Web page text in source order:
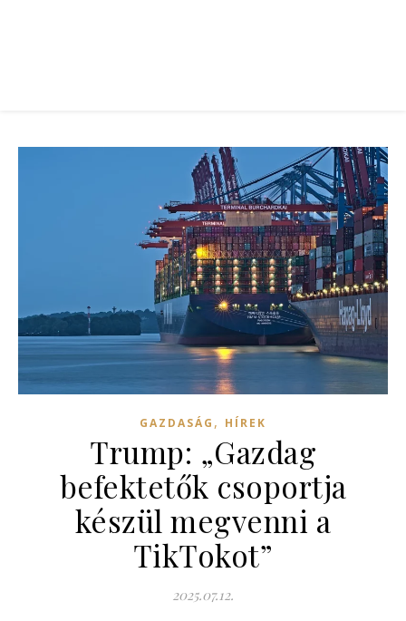
GAZDASÁG , HÍREK
Trump: „Gazdag
befektetők csoportja
készül megvenni a
TikTokot”
2025.07.12.